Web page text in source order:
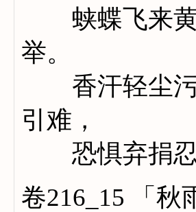
蛱蝶飞来黄
举。
香汗轻尘污
引难，
恐惧弃捐忍
卷216_15 「秋